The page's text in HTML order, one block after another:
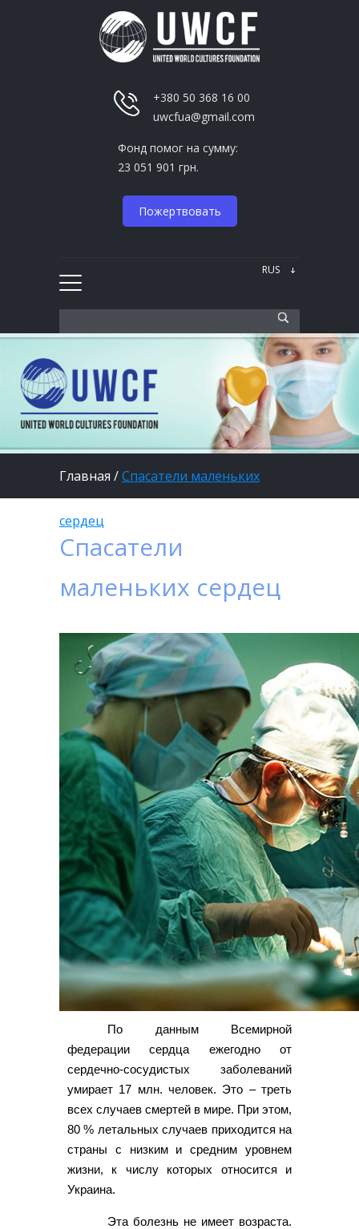
+380 50 368 16 00
uwcfua@gmail.com
Фонд помог на сумму:
23 051 901 грн.
Пожертвовать
Главная /Спасатели маленьких
сердец
Спасатели
маленьких сердец
По данным Всемирной
федерации сердца ежегодно от
сердечно-сосудистых заболеваний
умирает 17 млн. человек. Это – треть
всех случаев смертей в мире. При этом,
80 % летальных случаев приходится на
страны с низким и средним уровнем
жизни, к числу которых относится и
Украина.
Эта болезнь не имеет возраста.